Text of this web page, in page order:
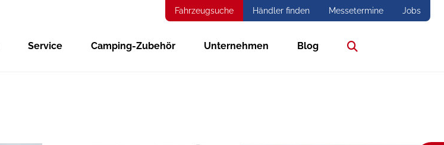
Fahrzeugsuche Händler finden Messetermine Jobs
Service Camping-Zubehör Unternehmen Blog